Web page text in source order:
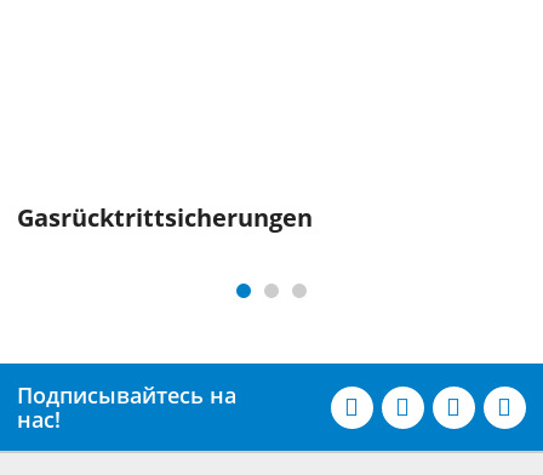
Gasrücktritt­sicherungen
Подписывайтесь на
нас!